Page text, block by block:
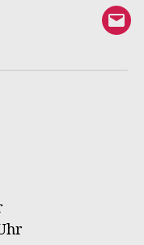
E-
an